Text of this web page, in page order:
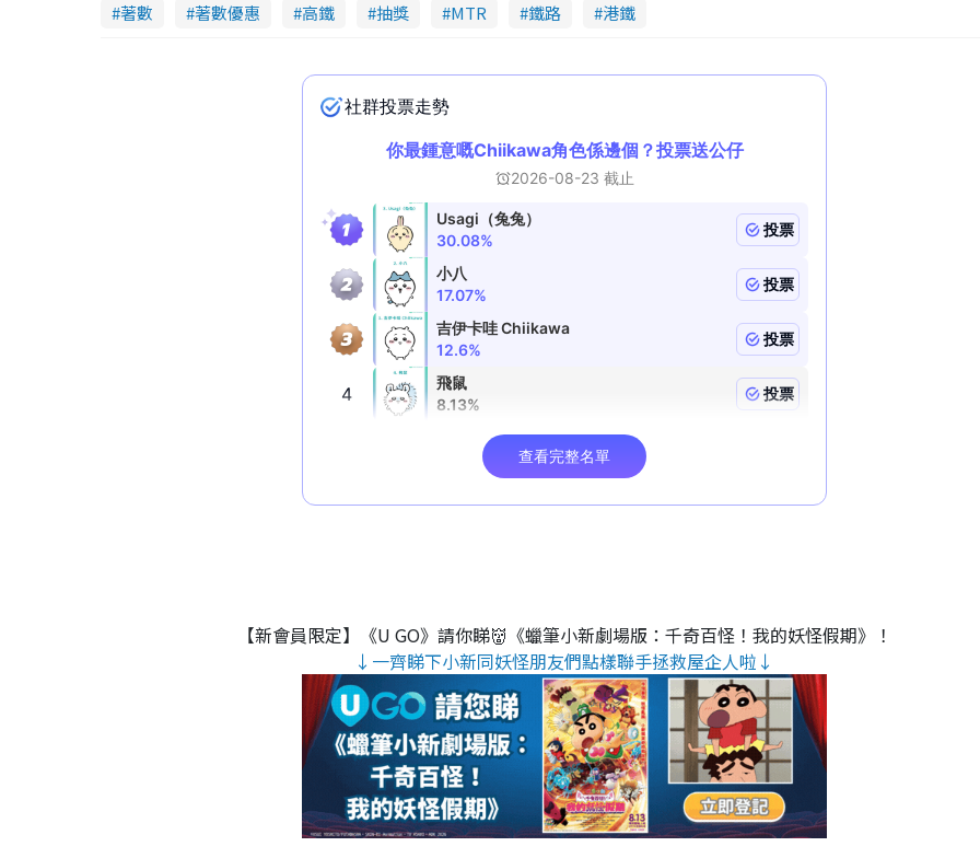
著數 著數優惠 高鐵 抽獎 MTR 鐵路 港鐵
【新會員限定】《U GO》請你睇👹《蠟筆小新劇場版：千奇百怪！我的妖怪假期》！
↓一齊睇下小新同妖怪朋友們點樣聯手拯救屋企人啦↓